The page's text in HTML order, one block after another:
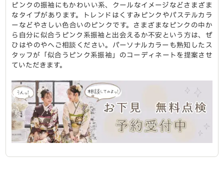
ピンクの振袖にもかわいい系、クールなイメージなどさまざま
なタイプがあります。トレンドはくすみピンクやパステルカラ
ーなどやさしい色合いのピンクです。さまざまなピンクの中か
ら自分に似合うピンク系振袖と出会えるか不安という方は、ぜ
ひはやのやへご相談ください。パーソナルカラーも熟知したス
タッフが「似合うピンク系振袖」のコーディネートを提案させ
ていただきます。